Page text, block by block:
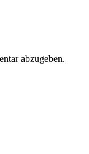
abzugeben.